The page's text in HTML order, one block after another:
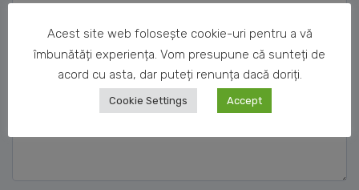
Acest site web folosește cookie-uri pentru a vă
îmbunătăți experiența. Vom presupune că sunteți de
acord cu asta, dar puteți renunța dacă doriți.
Cookie Settings Accept